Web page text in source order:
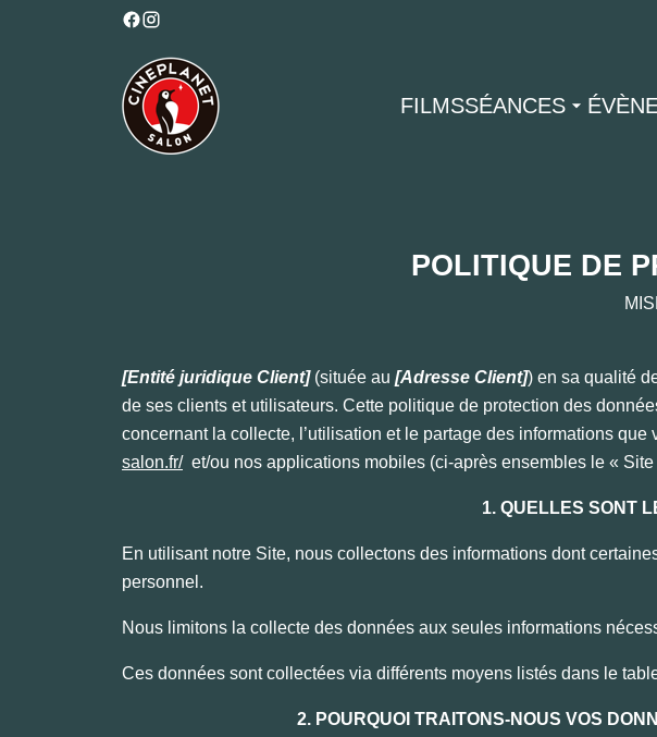
FILMSSÉANCES
POLITIQUE DE
[Entité juridique Client](située au [Adresse Client]) en sa qualité
de ses clients et utilisateurs. Cette politique de protection des
concernant la collecte, l’utilisation et le partage des informations
salon.fr/et/ou nos applications mobiles (ci-après ensembles le « Site
1. QUELLES SONT
En utilisant notre Site, nous collectons des informations dont
personnel.
Nous limitons la collecte des données aux seules informations
Ces données sont collectées via différents moyens listés dans le
2. POURQUOI TRAITONS-NOUS VOS